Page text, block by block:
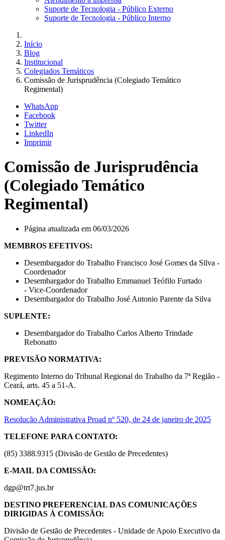
Suporte de Tecnologia - Público Externo
Suporte de Tecnologia - Público Interno
Início
Blog
Institucional
Colegiados Temáticos
Comissão de Jurisprudência (Colegiado Temático
Regimental)
WhatsApp
Facebook
Twitter
LinkedIn
Imprimir
Comissão de Jurisprudência
(Colegiado Temático
Regimental)
Página atualizada em 06/03/2026
MEMBROS EFETIVOS:
Desembargador do Trabalho Francisco José Gomes da Silva -
Coordenador
Desembargador do Trabalho Emmanuel Teófilo Furtado
- Vice-Coordenador
Desembargador do Trabalho José Antonio Parente da Silva
SUPLENTE:
Desembargador do Trabalho Carlos Alberto Trindade
Rebonatto
PREVISÃO NORMATIVA:
Regimento Interno do Tribunal Regional do Trabalho da 7ª Região -
Ceará, arts. 45 a 51-A.
NOMEAÇÃO:
Resolução Administrativa Proad nº 520, de 24 de janeiro de 2025
TELEFONE PARA CONTATO:
(85) 3388.9315 (Divisão de Gestão de Precedentes)
E-MAIL DA COMISSÃO:
dgp@trt7.jus.br
DESTINO PREFERENCIAL DAS COMUNICAÇÕES
DIRIGIDAS À COMISSÃO:
Divisão de Gestão de Precedentes - Unidade de Apoio Executivo da